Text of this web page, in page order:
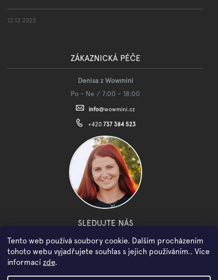
Tento web používá soubory cookie. Dalším procházením
tohoto webu vyjadřujete souhlas s jejich používáním.. Více
informací zde.
12.12.2023
ZÁKAZNICKÁ PÉČE
Denisa z Wowmini
Po - Ne / 7:00 - 18:00
info@wowmini.cz
+420 737 384 523
SLEDUJTE NÁS
facebook instagram youtube